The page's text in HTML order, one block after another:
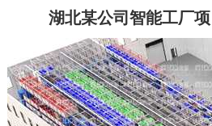
湖北某公司智能工厂